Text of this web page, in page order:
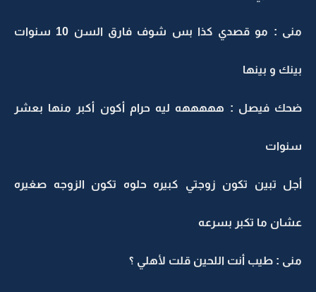
منى : مو قصدي كذا بس شوف فارق السن 10 سنوات
بينك و بينها
ضحك فيصل : هههههه ليه حرام أكون أكبر منها بعشر
سنوات
أجل تبين تكون زوجتي كبيره حلوه تكون الزوجه صغيره
عشان ما تكبر بسرعه
منى : طيب أنت اللحين قلت لأهلي ؟